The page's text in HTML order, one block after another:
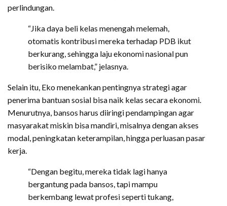
perlindungan.
“Jika daya beli kelas menengah melemah,
otomatis kontribusi mereka terhadap PDB ikut
berkurang, sehingga laju ekonomi nasional pun
berisiko melambat,” jelasnya.
Selain itu, Eko menekankan pentingnya strategi agar
penerima bantuan sosial bisa naik kelas secara ekonomi.
Menurutnya, bansos harus diiringi pendampingan agar
masyarakat miskin bisa mandiri, misalnya dengan akses
modal, peningkatan keterampilan, hingga perluasan pasar
kerja.
“Dengan begitu, mereka tidak lagi hanya
bergantung pada bansos, tapi mampu
berkembang lewat profesi seperti tukang,